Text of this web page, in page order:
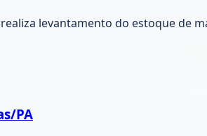
levantamento do estoque de
PA